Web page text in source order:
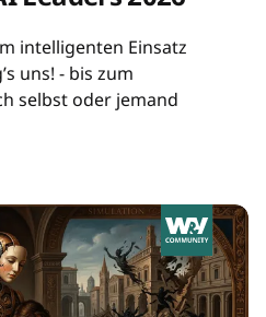
intelligenten Einsatz
uns! - bis zum
selbst oder jemand